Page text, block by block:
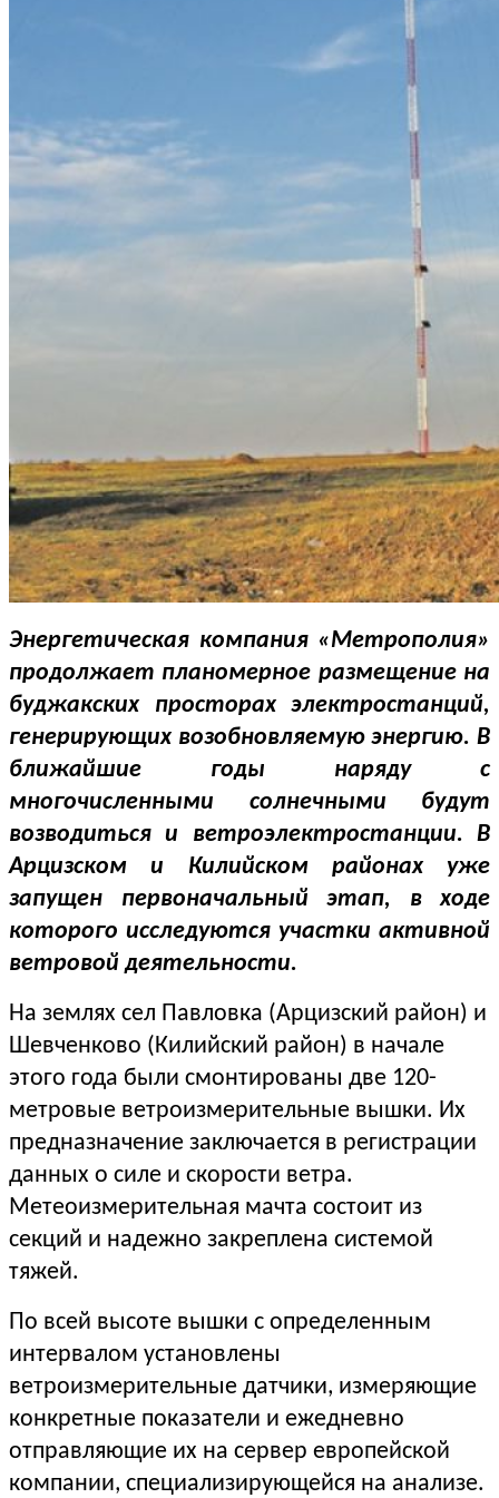
Энергетическая компания «Метрополия»
продолжает планомерное размещение на
буджакских просторах электростанций,
генерирующих возобновляемую энергию. В
ближайшие годы наряду с
многочисленными солнечными будут
возводиться и ветроэлектростанции. В
Арцизском и Килийском районах уже
запущен первоначальный этап, в ходе
которого исследуются участки активной
ветровой деятельности.
На землях сел Павловка (Арцизский район) и
Шевченково (Килийский район) в начале
этого года были смонтированы две 120-
метровые ветроизмерительные вышки. Их
предназначение заключается в регистрации
данных о силе и скорости ветра.
Метеоизмерительная мачта состоит из
секций и надежно закреплена системой
тяжей.
По всей высоте вышки с определенным
интервалом установлены
ветроизмерительные датчики, измеряющие
конкретные показатели и ежедневно
отправляющие их на сервер европейской
компании, специализирующейся на анализе.